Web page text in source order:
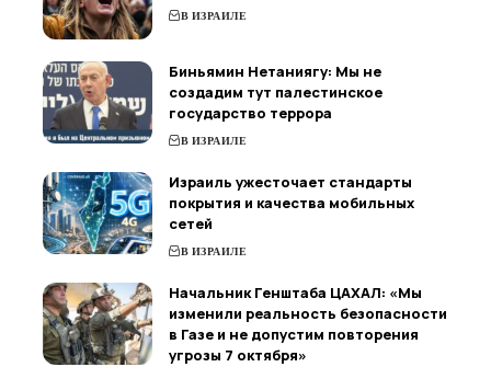
В ИЗРАИЛЕ
Биньямин Нетаниягу: Мы не
создадим тут палестинское
государство террора
В ИЗРАИЛЕ
Израиль ужесточает стандарты
покрытия и качества мобильных
сетей
В ИЗРАИЛЕ
Начальник Генштаба ЦАХАЛ: «Мы
изменили реальность безопасности
в Газе и не допустим повторения
угрозы 7 октября»